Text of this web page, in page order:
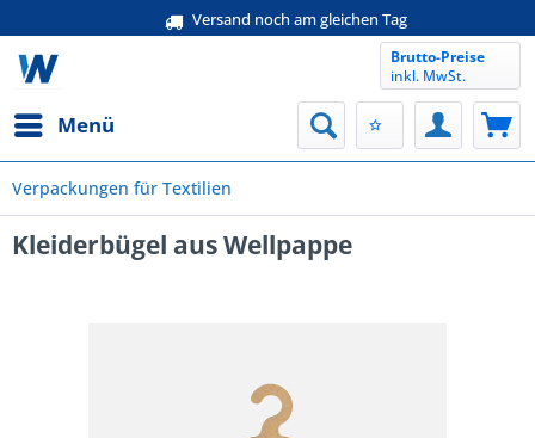
Versand noch am gleichen Tag
Menü
Brutto-Preise
inkl. MwSt.
Verpackungen für Textilien
Kleiderbügel aus Wellpappe